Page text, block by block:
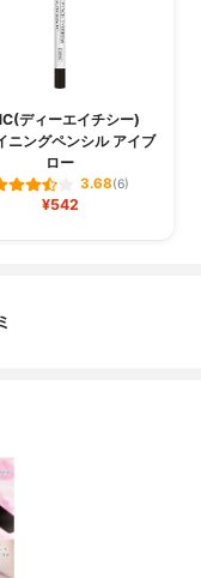
ディーエイチシー)
ニングペンシル アイブ
ロー
3.68(6)
¥542